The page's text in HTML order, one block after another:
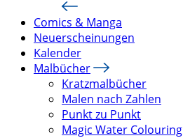
Comics & Manga
Neuerscheinungen
Kalender
Malbücher
Kratzmalbücher
Malen nach Zahlen
Punkt zu Punkt
Magic Water Colouring